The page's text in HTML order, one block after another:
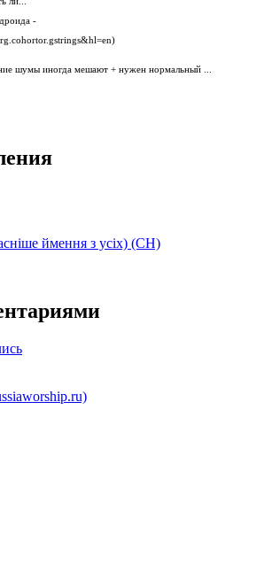
-
шумы иногда мешают + нужен нормальный ...
ймення з усіх) (СН)